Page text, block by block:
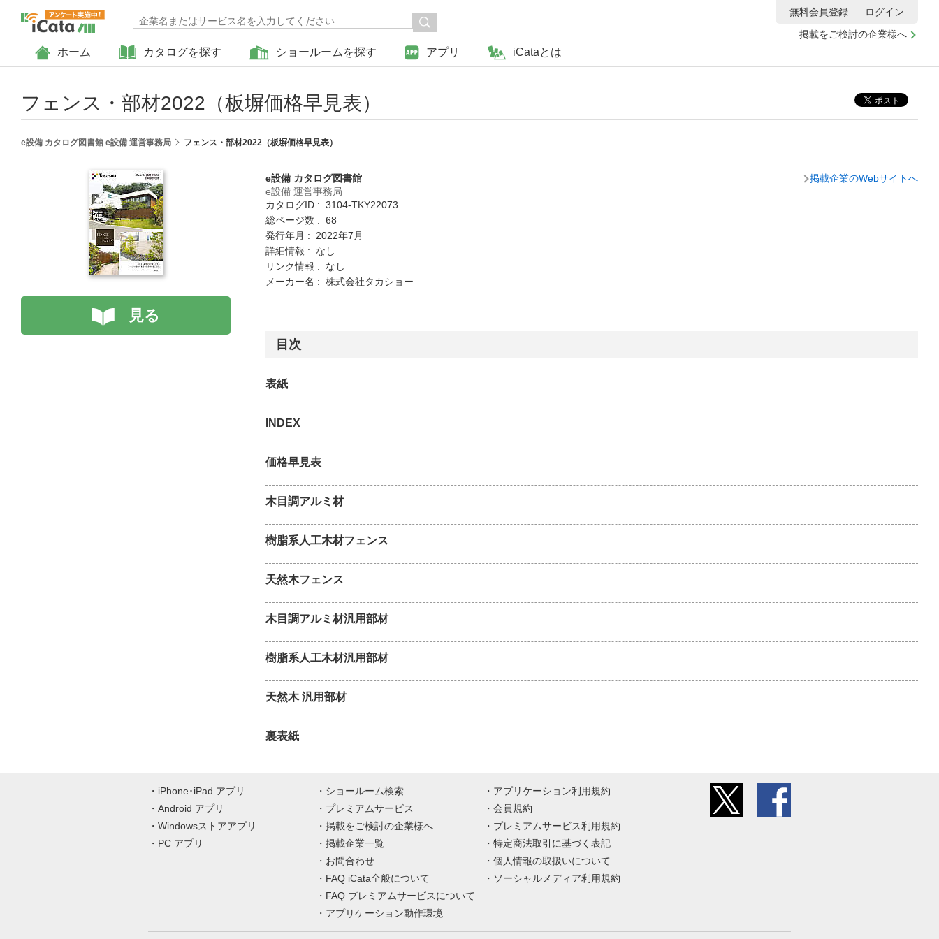
ホーム カタログを探す ショールームを探す アプリ iCataとは
掲載をご検討の企業様へ
無料会員登録 ログイン
フェンス・部材2022（板塀価格早見表）
e設備 カタログ図書館 e設備 運営事務局 フェンス・部材2022（板塀価格早見表）
見る
e設備 カタログ図書館
e設備 運営事務局
カタログID : 3104-TKY22073
総ページ数 : 68
発行年月 : 2022年7月
詳細情報 : なし
リンク情報 : なし
メーカー名 : 株式会社タカショー
掲載企業のWebサイトへ
目次
表紙
INDEX
価格早見表
木目調アルミ材
樹脂系人工木材フェンス
天然木フェンス
木目調アルミ材汎用部材
樹脂系人工木材汎用部材
天然木 汎用部材
裏表紙
iPhone･iPad アプリ
Android アプリ
Windowsストアアプリ
PC アプリ
ショールーム検索
プレミアムサービス
掲載をご検討の企業様へ
掲載企業一覧
お問合わせ
FAQ iCata全般について
FAQ プレミアムサービスについて
アプリケーション動作環境
アプリケーション利用規約
会員規約
プレミアムサービス利用規約
特定商法取引に基づく表記
個人情報の取扱いについて
ソーシャルメディア利用規約